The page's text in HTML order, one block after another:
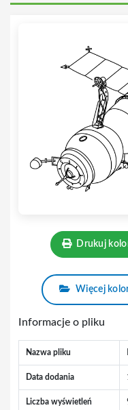
Drukuj
Więcej
Informacje o pliku
Nazwa pliku
Data dodania
Liczba wyświetleń